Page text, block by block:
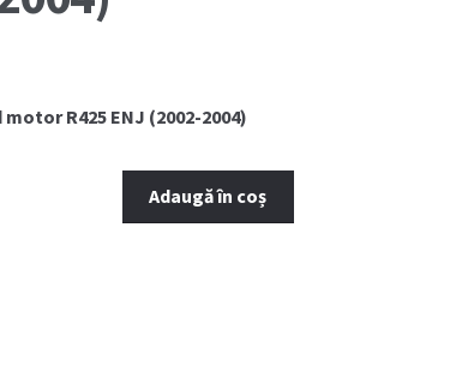
R425 ENJ (2002-2004)
Adaugă în coș